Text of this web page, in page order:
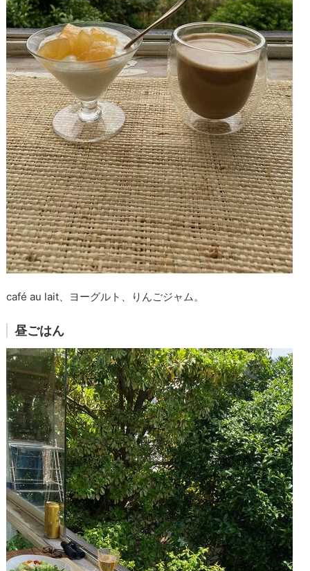
café au lait、ヨーグルト、りんごジャム。
昼ごはん